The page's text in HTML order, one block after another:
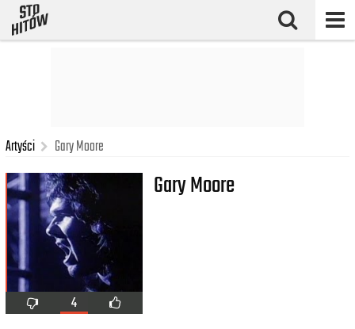
Artyści Gary Moore
4
Gary Moore